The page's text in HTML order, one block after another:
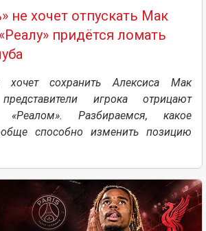
не хочет отпускать Мак
придётся ломать
хочет сохранить Алексиса Мак
игрока отрицают
Разбираемся, какое
способно изменить позицию